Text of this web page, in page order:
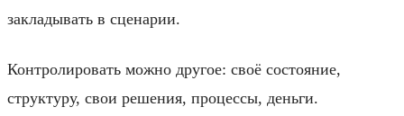
закладывать в сценарии.
Контролировать можно другое: своё состояние,
структуру, свои решения, процессы, деньги.